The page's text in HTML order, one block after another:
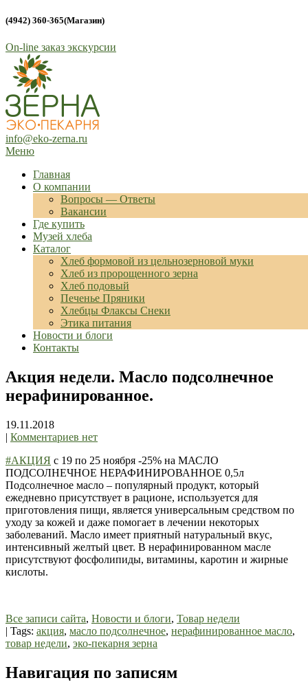
(4942) 360-365(Магазин)
On-line заказ экскурсии
Эко-пекарня Зерна
Лучшие традиции хлеба
info@eko-zerna.ru
Меню
Главная
О компании
Вопросы — Ответы
Вакансии
Где купить
Музей хлеба
Каталог
Хлеб формовой из цельнозерновой муки
Хлеб из пророщенного зерна
Хлеб подовый
Печенье Пряники
Хлебцы Флаксы Снеки
Этика питания
Новости и блоги
Контакты
Акция недели. Масло подсолнечное
нерафинированное.
19.11.2018
| Комментариев нет
#АКЦИЯ с 19 по 25 ноября -25% на МАСЛО
ПОДСОЛНЕЧНОЕ НЕРАФИНИРОВАННОЕ 0,5л
Подсолнечное масло – популярный продукт, который
ежедневно присутствует в рационе, используется для
приготовления пищи, является универсальным средством по
уходу за кожей и даже помогает в лечении некоторых
заболеваний. Масло имеет приятный натуральный вкус,
интенсивный желтый цвет. В нерафинированном масле
присутствуют фосфолипиды, витамины, каротин и жирные
кислоты.
Все записи сайта, Новости и блоги, Товар недели
| Tags: акция, масло подсолнечное, нерафинированное масло,
товар недели, эко-пекарня зерна
Навигация по записям